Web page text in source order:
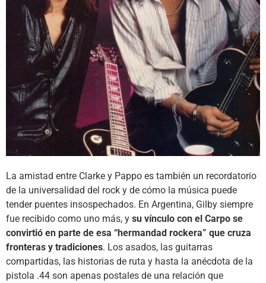
La amistad entre Clarke y Pappo es también un recordatorio
de la universalidad del rock y de cómo la música puede
tender puentes insospechados. En Argentina, Gilby siempre
fue recibido como uno más, y su vínculo con el Carpo se
convirtió en parte de esa “hermandad rockera” que cruza
fronteras y tradiciones. Los asados, las guitarras
compartidas, las historias de ruta y hasta la anécdota de la
pistola .44 son apenas postales de una relación que